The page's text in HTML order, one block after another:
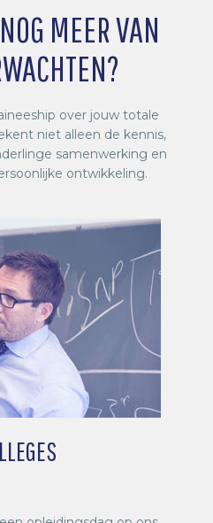
MEER VAN
over jouw totale
niet alleen de kennis,
samenwerking en
ontwikkeling.